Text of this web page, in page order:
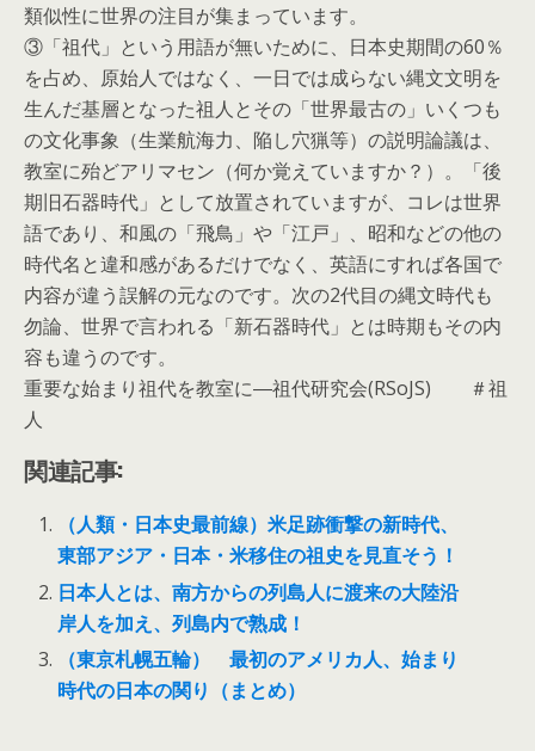
類似性に世界の注目が集まっています。
③「祖代」という用語が無いために、日本史期間の60％
を占め、原始人ではなく、一日では成らない縄文文明を
生んだ基層となった祖人とその「世界最古の」いくつも
の文化事象（生業航海力、陥し穴猟等）の説明論議は、
教室に殆どアリマセン（何か覚えていますか？）。「後
期旧石器時代」として放置されていますが、コレは世界
語であり、和風の「飛鳥」や「江戸」、昭和などの他の
時代名と違和感があるだけでなく、英語にすれば各国で
内容が違う誤解の元なのです。次の2代目の縄文時代も
勿論、世界で言われる「新石器時代」とは時期もその内
容も違うのです。
重要な始まり祖代を教室に―祖代研究会(RSoJS) ＃祖
人
関連記事:
（人類・日本史最前線）米足跡衝撃の新時代、
東部アジア・日本・米移住の祖史を見直そう！
日本人とは、南方からの列島人に渡来の大陸沿
岸人を加え、列島内で熟成！
（東京札幌五輪） 最初のアメリカ人、始まり
時代の日本の関り（まとめ）